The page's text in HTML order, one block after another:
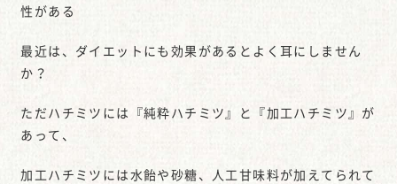
性がある
最近は、ダイエットにも効果があるとよく耳にしません
か？
ただハチミツには『純粋ハチミツ』と『加工ハチミツ』が
あって、
加工ハチミツには水飴や砂糖、人工甘味料が加えてられて